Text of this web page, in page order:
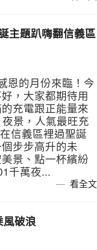
主題趴嗨翻信義區
恩的月份來臨！今
，大家都期待用
充電跟正能量來
景，人氣最旺充
信義區裡過聖誕
步步高升的未
景、點一杯繽紛
千萬夜...
看全文
破浪